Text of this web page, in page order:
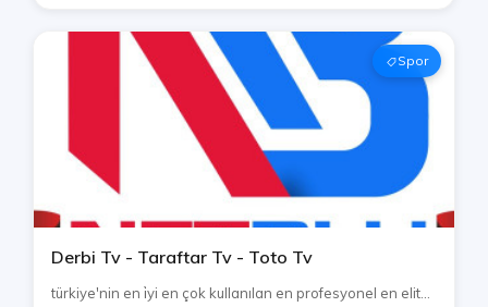
Spor
Derbi Tv - Taraftar Tv - Toto Tv
türkiye'nin en i̇yi en çok kullanılan en profesyonel en elit...